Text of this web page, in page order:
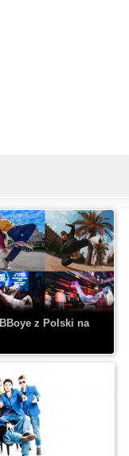
klipie: HRYPA
- KICKDOWN /
z Polski na